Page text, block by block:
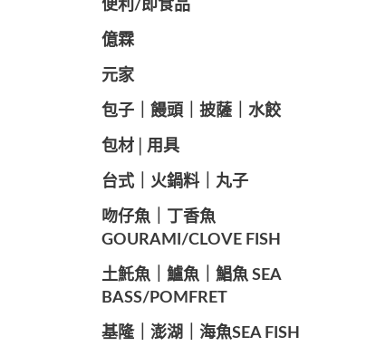
便利/即食品
億霖
元家
️包子｜饅頭｜披薩｜水餃
包材│用具
️台式｜火鍋料｜丸子
️吻仔魚｜丁香魚
GOURAMI/CLOVE FISH
️土魠魚｜鱸魚｜鯧魚 SEA ​​
BASS/POMFRET
️基隆｜澎湖｜海魚SEA ​​FISH